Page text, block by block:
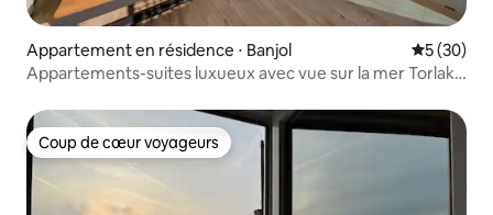
Appartement en résidence ⋅ Banjol
5 (30)
Appartements-suites luxueux avec vue sur la mer Torlak
Coup de cœur voyageurs
Coup de cœur voyageurs